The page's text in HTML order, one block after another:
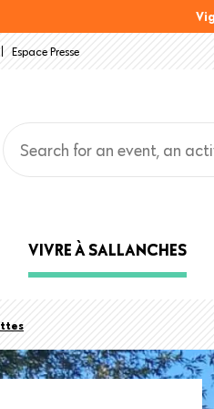
Espace Presse
VIVRE À SALLANCHES